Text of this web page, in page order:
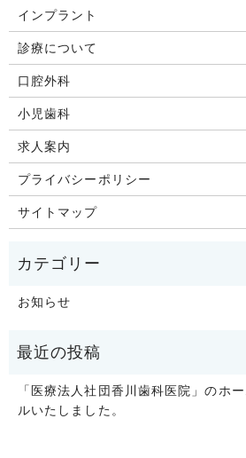
インプラント
診療について
口腔外科
小児歯科
求人案内
プライバシーポリシー
サイトマップ
お知らせ
「医療法人社団香川歯科医院」のホ
ルいたしました。